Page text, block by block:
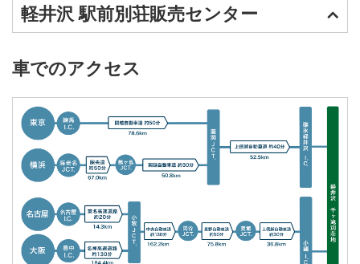
軽井沢 駅前別荘販売センター
車でのアクセス